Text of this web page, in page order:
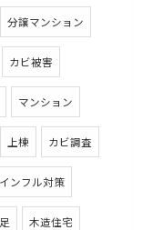
分譲マンション
カビ被害
マンション
上棟 カビ調査
インフル対策
木造住宅